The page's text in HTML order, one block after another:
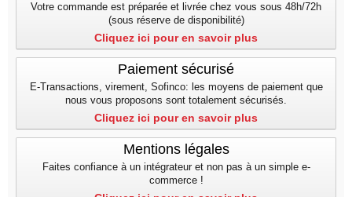
Votre commande est préparée et livrée chez vous sous 48h/72h
(sous réserve de disponibilité)
Cliquez ici pour en savoir plus
Paiement sécurisé
E-Transactions, virement, Sofinco: les moyens de paiement que
nous vous proposons sont totalement sécurisés.
Cliquez ici pour en savoir plus
Mentions légales
Faites confiance à un intégrateur et non pas à un simple e-
commerce !